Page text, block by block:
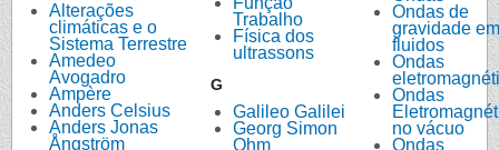
Alterações
climáticas e o
Sistema Terrestre
Amedeo
Avogadro
Ampère
Anders Celsius
Anders Jonas
Ångström
Trabalho
Física dos
ultrassons
G
Galileo Galilei
Georg Simon
Ohm
Ondas de
gravidade em
fluidos
Ondas
Ondas
no vácuo
Ondas